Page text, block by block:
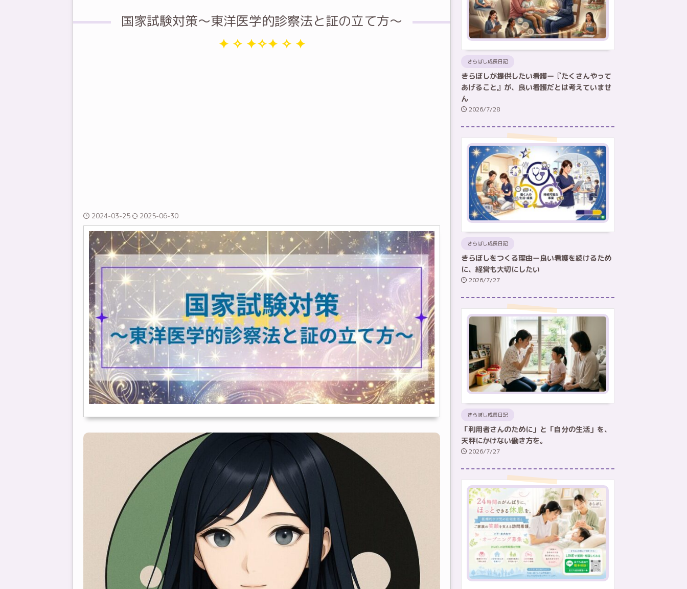
国家試験対策～東洋医学的診察法と証の立て方～
2024-03-25 2025-06-30
きらぼし成長日記
きらぼしが提供したい看護ー『たくさんやって
あげること』が、良い看護だとは考えていませ
ん
2026/7/28
きらぼし成長日記
きらぼしをつくる理由ー良い看護を続けるため
に、経営も大切にしたい
2026/7/27
きらぼし成長日記
「利用者さんのために」と「自分の生活」を、
天秤にかけない働き方を。
2026/7/27